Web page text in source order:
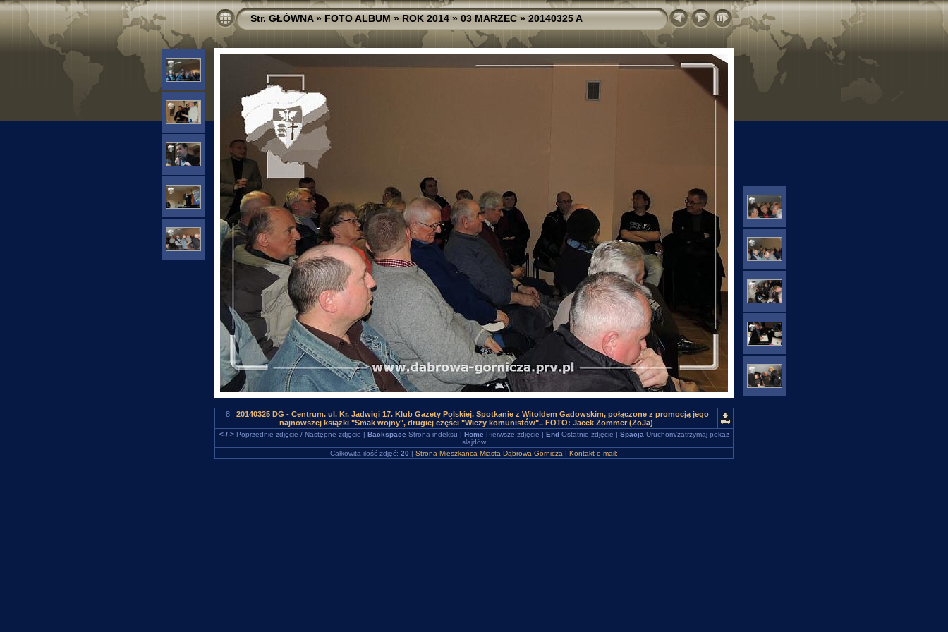
Str. GŁÓWNA»FOTO ALBUM»ROK 2014»03 MARZEC»20140325 A
8 | 20140325 DG - Centrum. ul. Kr. Jadwigi 17. Klub Gazety Polskiej. Spotkanie z Witoldem Gadowskim, połączone z promocją jego
najnowszej książki "Smak wojny", drugiej części "Wieży komunistów".. FOTO: Jacek Zommer (ZoJa)
<-/->Poprzednie zdjęcie / Następne zdjęcie | Backspace Strona indeksu | Home Pierwsze zdjęcie | EndOstatnie zdjęcie | Spacja Uruchom/zatrzymaj pokaz
slajdów
Całkowita ilość zdjęć: 20 | Strona Mieszkańca Miasta Dąbrowa Górnicza | Kontakt e-mail: